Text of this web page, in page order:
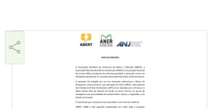
Juliana Toscano